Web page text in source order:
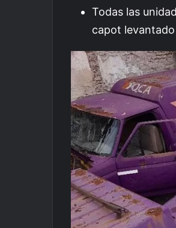
Todas las
capot levantado